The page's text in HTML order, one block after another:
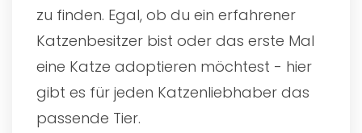
zu finden. Egal, ob du ein erfahrener
Katzenbesitzer bist oder das erste Mal
eine Katze adoptieren möchtest - hier
gibt es für jeden Katzenliebhaber das
passende Tier.